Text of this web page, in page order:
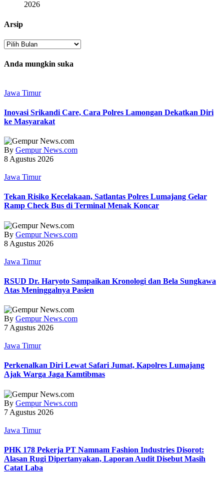
2026
Arsip
Arsip
Anda mungkin suka
Jawa Timur
Inovasi Srikandi Care, Cara Polres Lamongan Dekatkan Diri
ke Masyarakat
By Gempur News.com
8 Agustus 2026
Jawa Timur
Tekan Risiko Kecelakaan, Satlantas Polres Lumajang Gelar
Ramp Check Bus di Terminal Menak Koncar
By Gempur News.com
8 Agustus 2026
Jawa Timur
RSUD Dr. Haryoto Sampaikan Kronologi dan Bela Sungkawa
Atas Meninggalnya Pasien
By Gempur News.com
7 Agustus 2026
Jawa Timur
Perkenalkan Diri Lewat Safari Jumat, Kapolres Lumajang
Ajak Warga Jaga Kamtibmas
By Gempur News.com
7 Agustus 2026
Jawa Timur
PHK 178 Pekerja PT Namnam Fashion Industries Disorot:
Alasan Rugi Dipertanyakan, Laporan Audit Disebut Masih
Catat Laba